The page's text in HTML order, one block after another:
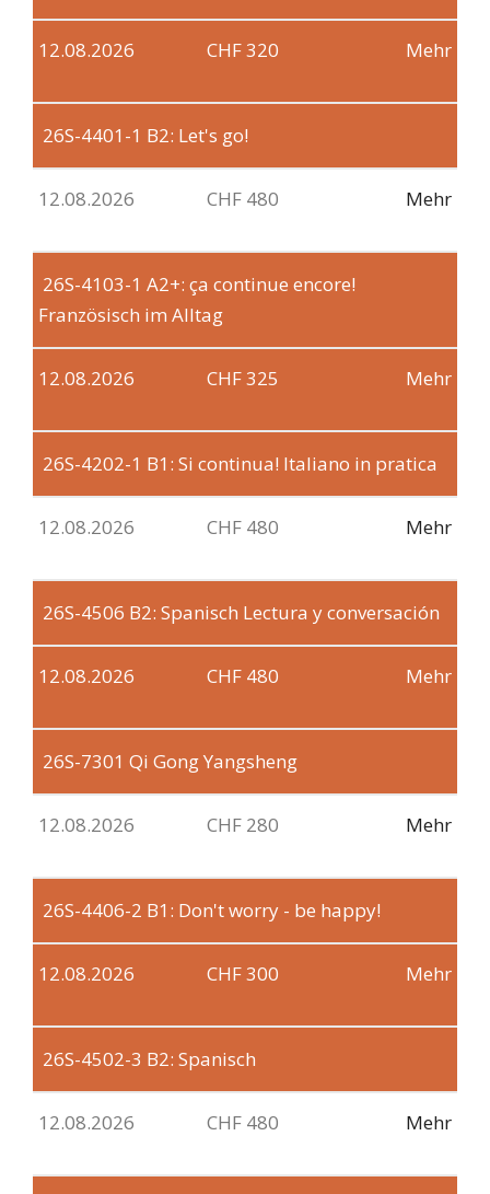
12.08.2026 CHF 320 Mehr
26S-4401-1 B2: Let's go!
12.08.2026 CHF 480 Mehr
26S-4103-1 A2+: ça continue encore!
Französisch im Alltag
12.08.2026 CHF 325 Mehr
26S-4202-1 B1: Si continua! Italiano in pratica
12.08.2026 CHF 480 Mehr
26S-4506 B2: Spanisch Lectura y conversación
12.08.2026 CHF 480 Mehr
26S-7301 Qi Gong Yangsheng
12.08.2026 CHF 280 Mehr
26S-4406-2 B1: Don't worry - be happy!
12.08.2026 CHF 300 Mehr
26S-4502-3 B2: Spanisch
12.08.2026 CHF 480 Mehr